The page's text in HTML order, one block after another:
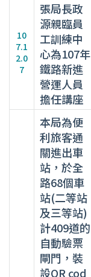
10
7.1
2.0
7
張局長政
源親臨員
工訓練中
心為107年
鐵路新進
營運人員
擔任講座
本局為便
利旅客通
關進出車
站，於全
路68個車
站(二等站
及三等站)
計409道的
自動驗票
閘門，裝
設QR cod